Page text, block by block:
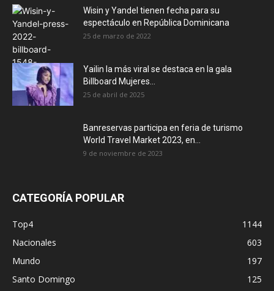
Wisin y Yandel tienen fecha para su
espectáculo en República Dominicana
25 de marzo de 2022
Yailin la más viral se destaca en la gala
Billboard Mujeres...
25 de abril de 2025
Banreservas participa en feria de turismo
World Travel Market 2023, en...
9 de noviembre de 2023
CATEGORÍA POPULAR
Top4
1144
Nacionales
603
Mundo
197
Santo Domingo
125